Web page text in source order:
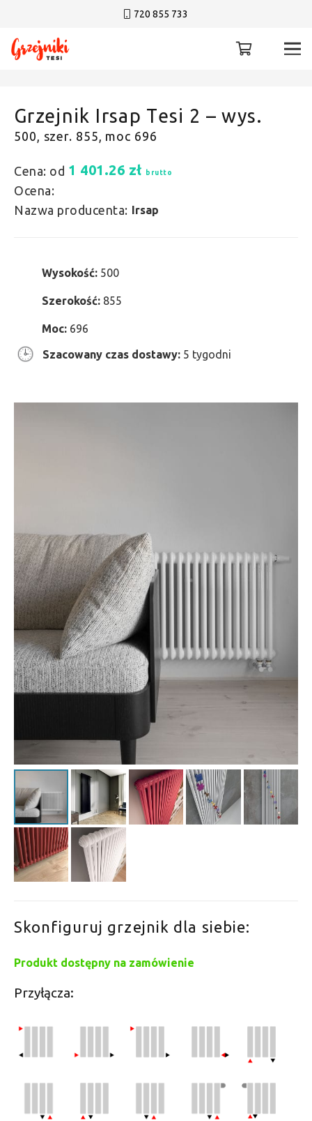
720 855 733
Grzejnik Irsap Tesi 2 – wys.
500, szer. 855, moc 696
Cena: od 1 401.26 zł brutto
Ocena:
Nazwa producenta: Irsap
Wysokość: 500
Szerokość: 855
Moc: 696
Szacowany czas dostawy: 5 tygodni
Skonfiguruj grzejnik dla siebie:
Produkt dostępny na zamówienie
Przyłącza: